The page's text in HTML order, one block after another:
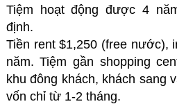
Tiệm hoạt động được 4
định.
Tiền rent $1,250 (free nước),
năm. Tiệm gần shopping
khu đông khách, khách sang
vốn chỉ từ 1-2 tháng.